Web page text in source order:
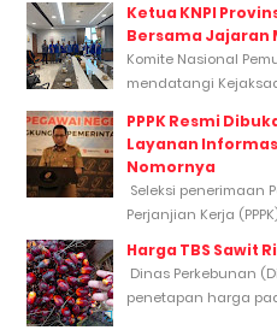
Ketua KNPI
Bersama Jajaran
Komite Nasional
mendatangi
PPPK Resmi
Layanan
Nomornya
Seleksi penerimaan
Perjanjian Kerja
Harga TBS Sawit
Dinas Perkebunan
penetapan harga